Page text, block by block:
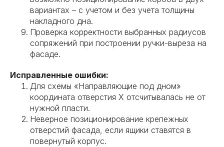
вариантах – с учетом и без учета толщины
накладного дна.
Проверка корректности выбранных радиусов
сопряжений при построении ручки-выреза на
фасаде.
Исправленные ошибки:
Для схемы «Направляющие под дном»
координата отверстия Х отсчитывалась не от
нужной пласти.
Неверное позиционирование крепежных
отверстий фасада, если ящики ставятся в
повернутый корпус.